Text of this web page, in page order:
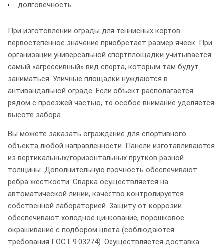
долговечность.
При изготовлении ограды для теннисных кортов
первостепенное значение приобретает размер ячеек. При
организации универсальной спортплощадки учитывается
самый «агрессивный» вид спорта, которым там будут
заниматься. Уличные площадки нуждаются в
антивандальной ограде. Если объект располагается
рядом с проезжей частью, то особое внимание уделяется
высоте забора.
Вы можете заказать ограждение для спортивного
объекта любой направленности. Панели изготавливаются
из вертикальных/горизонтальных прутков разной
толщины. Дополнительную прочность обеспечивают
ребра жесткости. Сварка осуществляется на
автоматической линии, качество контролируется
собственной лабораторией. Защиту от коррозии
обеспечивают холодное цинкование, порошковое
окрашивание с подбором цвета (соблюдаются
требования ГОСТ 9.03274). Осуществляется доставка